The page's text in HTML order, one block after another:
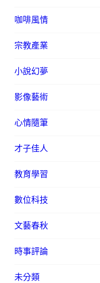
咖啡風情
宗教產業
小說幻夢
影像藝術
心情隨筆
才子佳人
教育學習
數位科技
文藝春秋
時事評論
未分類